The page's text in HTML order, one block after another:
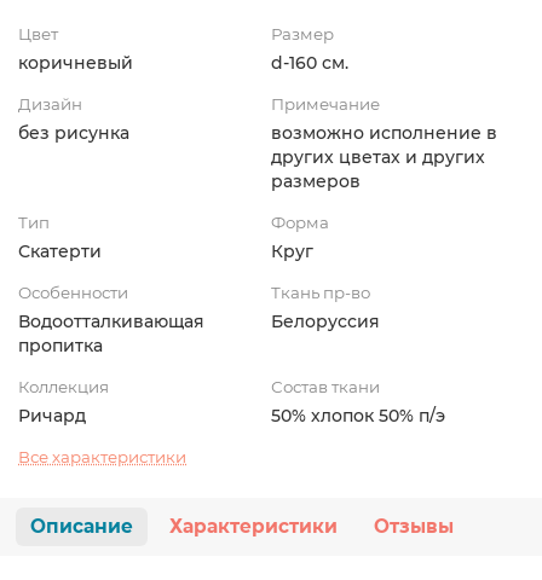
Цвет
коричневый
Размер
d-160 см.
Дизайн
без рисунка
Примечание
возможно исполнение в
других цветах и других
размеров
Тип
Скатерти
Форма
Круг
Особенности
Водоотталкивающая
пропитка
Ткань пр-во
Белоруссия
Коллекция
Ричард
Состав ткани
50% хлопок 50% п/э
Все характеристики
Описание Характеристики Отзывы